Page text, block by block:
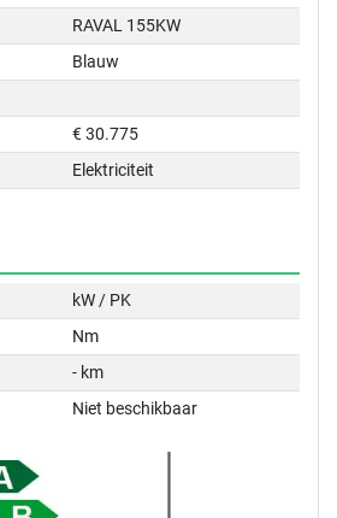
RAVAL 155KW
Blauw
€ 30.775
Elektriciteit
kW / PK
Nm
- km
Niet beschikbaar